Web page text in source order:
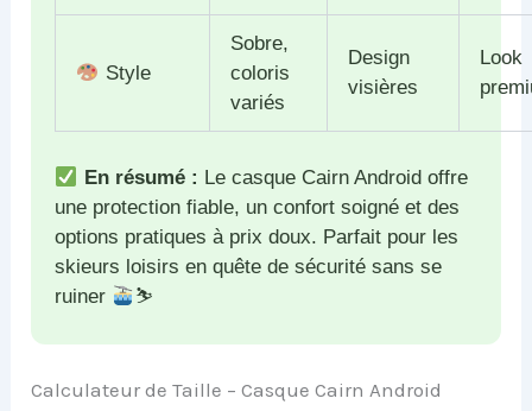
Style
Sobre,
coloris
variés
Design
visières
Look
En résumé : Le casque Cairn Android offre
une protection fiable, un confort soigné et des
options pratiques à prix doux. Parfait pour les
skieurs loisirs en quête de sécurité sans se
ruiner
⛷
Calculateur de Taille – Casque Cairn Android